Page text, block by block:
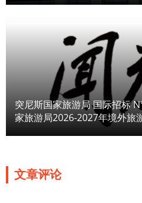
突尼斯国家旅游局 国际招标
家旅游局2026-2027年境外旅
文章评论